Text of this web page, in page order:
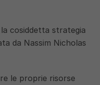
cosiddetta strategia
da Nassim Nicholas
le proprie risorse